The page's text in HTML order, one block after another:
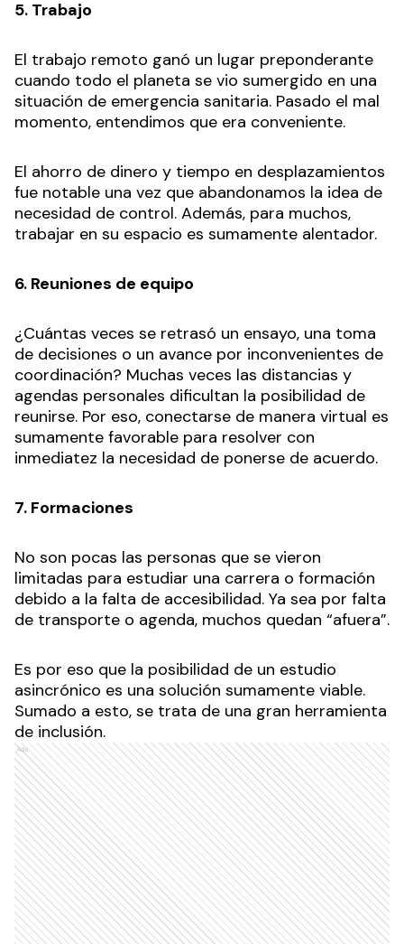
5. Trabajo
El trabajo remoto ganó un lugar preponderante
cuando todo el planeta se vio sumergido en una
situación de emergencia sanitaria. Pasado el mal
momento, entendimos que era conveniente.
El ahorro de dinero y tiempo en desplazamientos
fue notable una vez que abandonamos la idea de
necesidad de control. Además, para muchos,
trabajar en su espacio es sumamente alentador.
6. Reuniones de equipo
¿Cuántas veces se retrasó un ensayo, una toma
de decisiones o un avance por inconvenientes de
coordinación? Muchas veces las distancias y
agendas personales dificultan la posibilidad de
reunirse. Por eso, conectarse de manera virtual es
sumamente favorable para resolver con
inmediatez la necesidad de ponerse de acuerdo.
7. Formaciones
No son pocas las personas que se vieron
limitadas para estudiar una carrera o formación
debido a la falta de accesibilidad. Ya sea por falta
de transporte o agenda, muchos quedan “afuera”.
Es por eso que la posibilidad de un estudio
asincrónico es una solución sumamente viable.
Sumado a esto, se trata de una gran herramienta
de inclusión.
Ads